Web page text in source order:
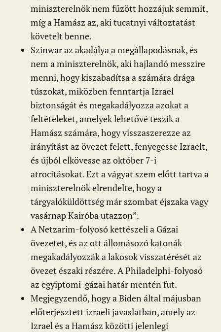
miniszterelnök nem fűzött hozzájuk semmit,
míg a Hamász az, aki tucatnyi változtatást
követelt benne.
Szinwar az akadálya a megállapodásnak, és
nem a miniszterelnök, aki hajlandó messzire
menni, hogy kiszabadítsa a számára drága
túszokat, miközben fenntartja Izrael
biztonságát és megakadályozza azokat a
feltételeket, amelyek lehetővé teszik a
Hamász számára, hogy visszaszerezze az
irányítást az övezet felett, fenyegesse Izraelt,
és újból elkövesse az október 7-i
atrocitásokat. Ezt a vágyat szem előtt tartva a
miniszterelnök elrendelte, hogy a
tárgyalóküldöttség már szombat éjszaka vagy
vasárnap Kairóba utazzon”.
A Netzarim-folyosó kettészeli a Gázai
övezetet, és az ott állomásozó katonák
megakadályozzák a lakosok visszatérését az
övezet északi részére. A Philadelphi-folyosó
az egyiptomi-gázai határ mentén fut.
Megjegyzendő, hogy a Biden által májusban
előterjesztett izraeli javaslatban, amely az
Izrael és a Hamász közötti jelenlegi